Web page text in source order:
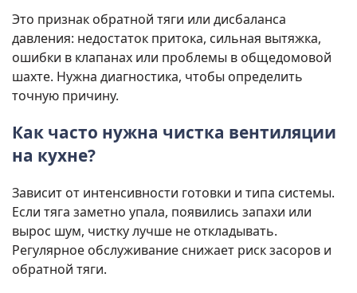
Это признак обратной тяги или дисбаланса
давления: недостаток притока, сильная вытяжка,
ошибки в клапанах или проблемы в общедомовой
шахте. Нужна диагностика, чтобы определить
точную причину.
Как часто нужна чистка вентиляции
на кухне?
Зависит от интенсивности готовки и типа системы.
Если тяга заметно упала, появились запахи или
вырос шум, чистку лучше не откладывать.
Регулярное обслуживание снижает риск засоров и
обратной тяги.